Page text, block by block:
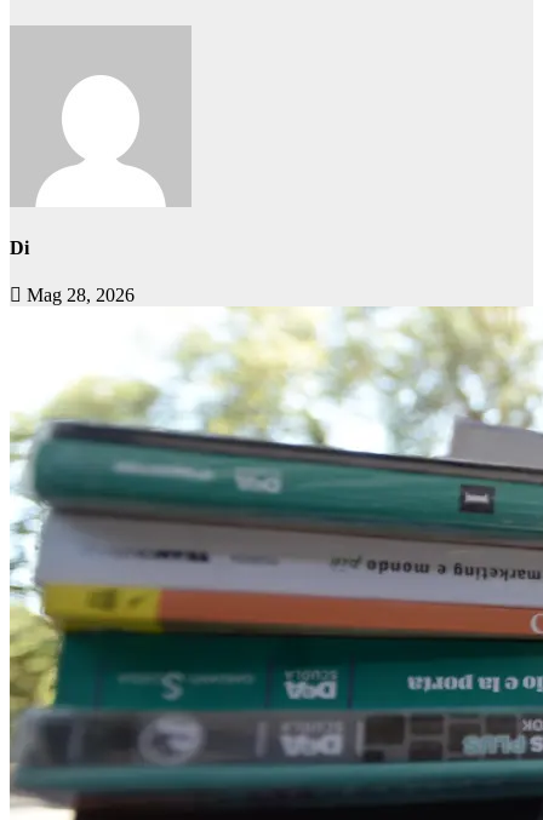
Di
Mag 28, 2026